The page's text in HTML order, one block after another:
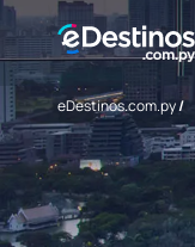
eDestinos.com.py/